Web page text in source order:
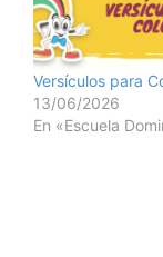
Versículos para
13/06/2026
En «Escuela